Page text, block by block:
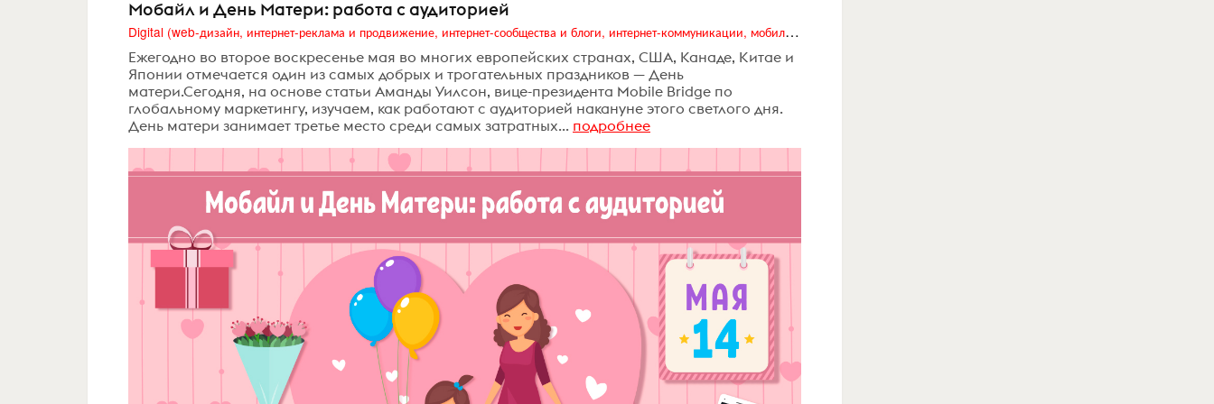
Мобайл и День Матери: работа с аудиторией
Digital (web-дизайн, интернет-реклама и продвижение, интернет-сообщества и блоги, интернет-коммуникации, мобильный маркетинг, реклама на цифровых экранах)
Ежегодно во второе воскресенье мая во многих европейских странах, США, Канаде, Китае и
Японии отмечается один из самых добрых и трогательных праздников — День
матери.Сегодня, на основе статьи Аманды Уилсон, вице-президента Mobile Bridge по
глобальному маркетингу, изучаем, как работают с аудиторией накануне этого светлого дня.
День матери занимает третье место среди самых затратных... подробнее